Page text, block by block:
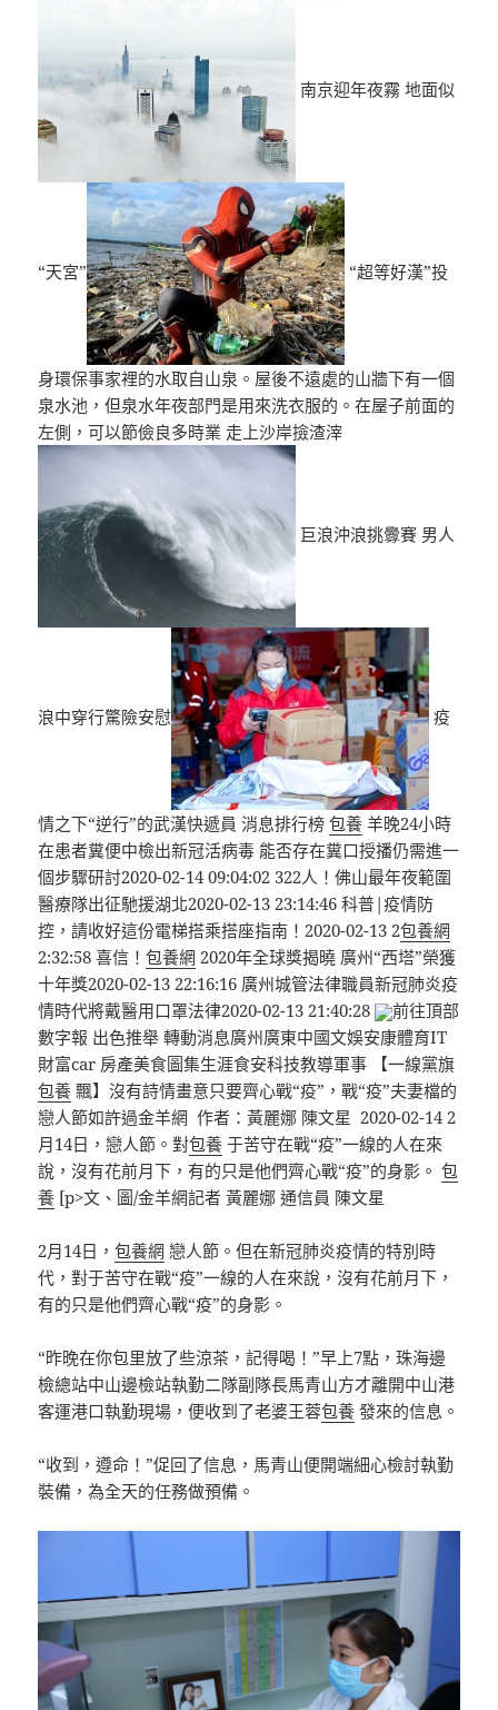
南京迎年夜霧 地面似
“天宮” “超等好漢”投
身環保事家裡的水取自山泉。屋後不遠處的山牆下有一個
泉水池，但泉水年夜部門是用來洗衣服的。在屋子前面的
左側，可以節儉良多時業 走上沙岸撿渣滓
巨浪沖浪挑釁賽 男人
浪中穿行驚險安慰 疫
情之下“逆行”的武漢快遞員 消息排行榜包養 羊晚24小時
在患者糞便中檢出新冠活病毒 能否存在糞口授播仍需進一
個步驟研討2020-02-14 09:04:02 322人！佛山最年夜範圍
醫療隊出征馳援湖北2020-02-13 23:14:46 科普|疫情防
控，請收好這份電梯搭乘搭座指南！2020-02-13 2包養網
2:32:58 喜信！包養網 2020年全球獎揭曉 廣州“西塔”榮獲
十年獎2020-02-13 22:16:16 廣州城管法律職員新冠肺炎疫
情時代將戴醫用口罩法律2020-02-13 21:40:28
前往頂部
數字報 出色推舉 轉動消息廣州廣東中國文娛安康體育IT
財富car 房產美食圖集生涯食安科技教導軍事 【一線黨旗
包養 飄】沒有詩情畫意只要齊心戰“疫”，戰“疫”夫妻檔的
戀人節如許過金羊網 作者：黃麗娜 陳文星 2020-02-14 2
月14日，戀人節。對包養 于苦守在戰“疫”一線的人在來
說，沒有花前月下，有的只是他們齊心戰“疫”的身影。包
養 [p>文、圖/金羊網記者 黃麗娜 通信員 陳文星
2月14日，包養網 戀人節。但在新冠肺炎疫情的特別時
代，對于苦守在戰“疫”一線的人在來說，沒有花前月下，
有的只是他們齊心戰“疫”的身影。
“昨晚在你包里放了些涼茶，記得喝！”早上7點，珠海邊
檢總站中山邊檢站執勤二隊副隊長馬青山方才離開中山港
客運港口執勤現場，便收到了老婆王蓉包養 發來的信息。
“收到，遵命！”促回了信息，馬青山便開端細心檢討執勤
裝備，為全天的任務做預備。